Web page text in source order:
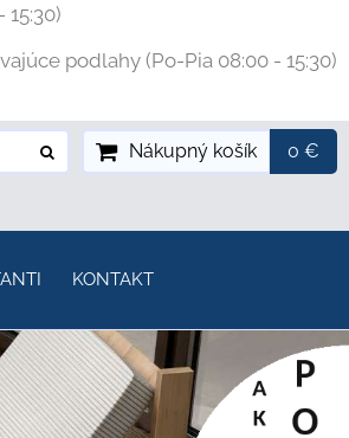
15:30)
podlahy (Po-Pia 08:00 - 15:30)
Nákupný košík 0 €
KONTAKT